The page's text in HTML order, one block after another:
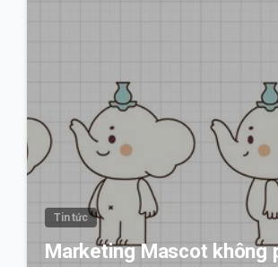
Tin tức
Marketing Mascot không